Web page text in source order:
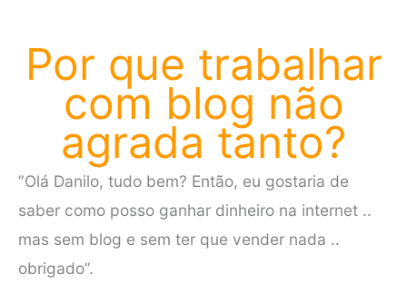
Por que trabalhar
com blog não
agrada tanto?
”Olá Danilo, tudo bem? Então, eu gostaria de
saber como posso ganhar dinheiro na internet ..
mas sem blog e sem ter que vender nada ..
obrigado”.